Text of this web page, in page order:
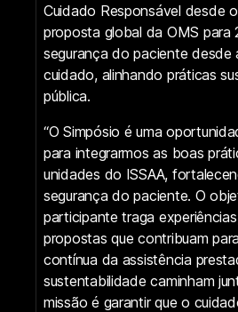
Cuidado Responsável desde
proposta global da OMS para
segurança do paciente desde
cuidado, alinhando práticas
pública.
“O Simpósio é uma
para integrarmos as boas
unidades do ISSAA,
segurança do paciente. O
participante traga
propostas que contribuam
contínua da assistência
sustentabilidade caminham
missão é garantir que o